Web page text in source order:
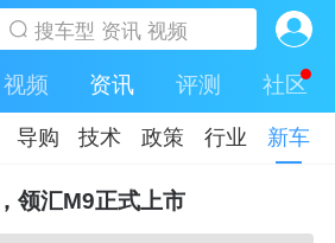
视频 资讯 评测 社区
导购 技术 政策 行业 新车
领汇M9正式上市